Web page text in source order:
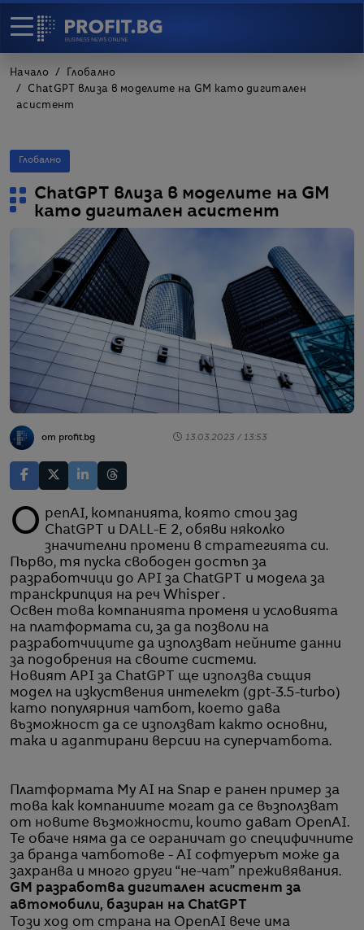
Начало
Глобално
ChatGPT влиза в моделите на GM като дигитален
асистент
Глобално
ChatGPT влиза в моделите на GM
като дигитален асистент
от profit.bg 13.03.2023 / 13:53
OpenAI, компанията, която стои зад ChatGPT и DALL-E 2, обяви няколко
значителни промени в стратегията си.
Първо, тя пуска свободен достъп за
разработчици до API за ChatGPT и модела за
транскрипция на реч Whisper .
Освен това компанията променя и условията
на платформата си, за да позволи на
разработчиците да използват нейните данни
за подобрения на своите системи.
Новият API за ChatGPT ще използва същия
модел на изкуствения интелект (gpt-3.5-turbo)
като популярния чатбот, което дава
възможност да се използват както основни,
така и адаптирани версии на суперчатбота.
Платформата My AI на Snap е ранен пример за
това как компаниите могат да се възползват
от новите възможности, които дават OpenAI.
Те обаче няма да се ограничат до специфичните
за бранда чатботове - AI софтуерът може да
захранва и много други “не-чат” преживявания.
GM разработва дигитален асистент за
автомобили, базиран на ChatGPT
Този ход от страна на OpenAI вече има